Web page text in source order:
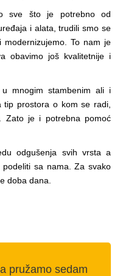
sve što je potrebno od
i alata, trudili smo se
To nam je
obavimo još kvalitetnije i
u mnogim stambenim ali i
tip prostora o kom se radi,
Zato je i potrebna pomoć
odgušenja svih vrsta a
podeliti sa nama. Za svako
doba dana.
pružamo sedam